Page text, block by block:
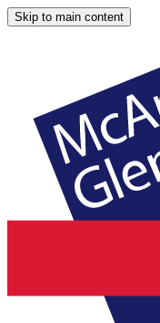
Skip to main content